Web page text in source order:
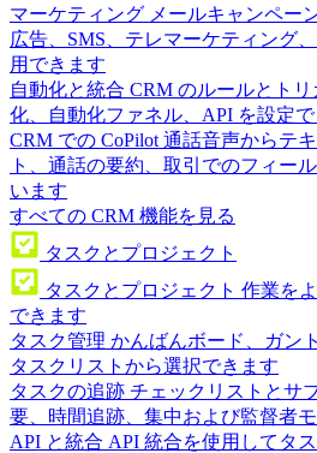
マーケティング メールキャンペー
広告、SMS、テレマーケティング
用できます
自動化と統合 CRM のルールとト
化、自動化ファネル、API を設定
CRM での CoPilot 通話音声からテ
ト、通話の要約、取引でのフィー
います
すべての CRM 機能を見る
タスクとプロジェクト
タスクとプロジェクト 作業を
できます
タスク管理 かんばんボード、ガン
タスクリストから選択できます
タスクの追跡 チェックリストとサ
要、時間追跡、集中および監督者
API と統合 API 統合を使用してタ